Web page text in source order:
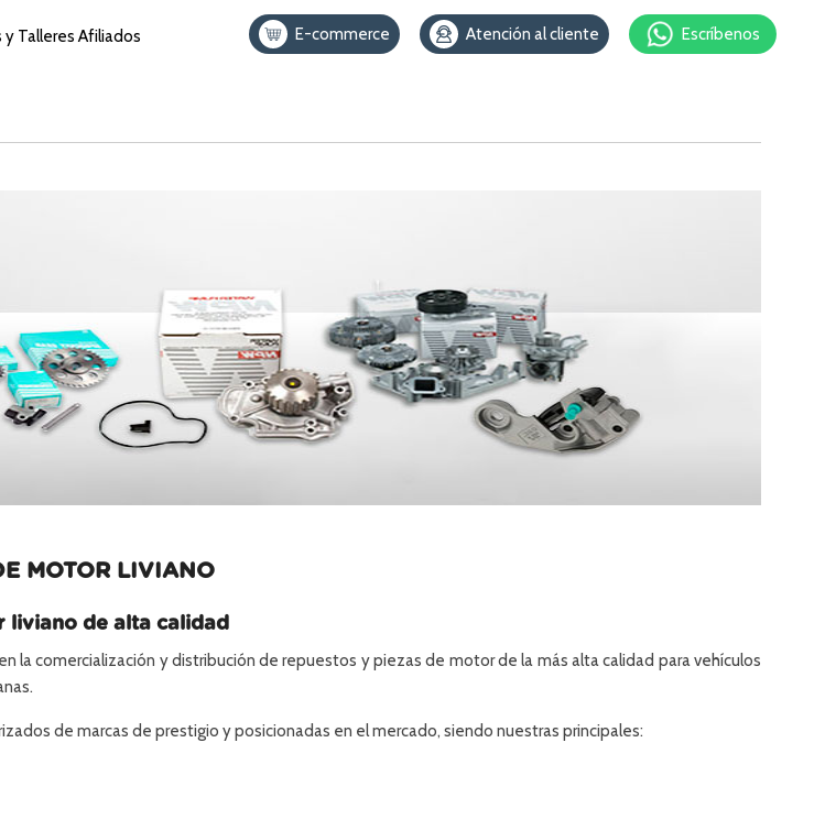
y Talleres Afiliados E-commerce Atención al cliente Escríbenos
MOTOR LIVIANO
liviano de alta calidad
la comercialización y distribución de repuestos y piezas de motor de la más alta calidad para vehículos
de marcas de prestigio y posicionadas en el mercado, siendo nuestras principales: